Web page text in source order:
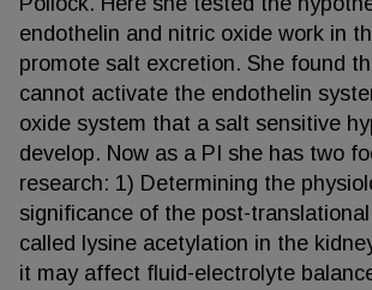
endothelin and nitric oxide work in
promote salt excretion. She found
cannot activate the endothelin
oxide system that a salt sensitive
develop. Now as a PI she has two
research: 1) Determining the
significance of the post-
called lysine acetylation in the
it may affect fluid-electrolyte